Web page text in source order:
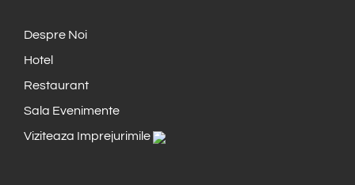
Despre Noi
Hotel
Restaurant
Sala Evenimente
Viziteaza Imprejurimile